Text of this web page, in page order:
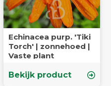
Echinacea purp. 'Tiki
Torch' | zonnehoed |
Vaste plant
Bekijk product